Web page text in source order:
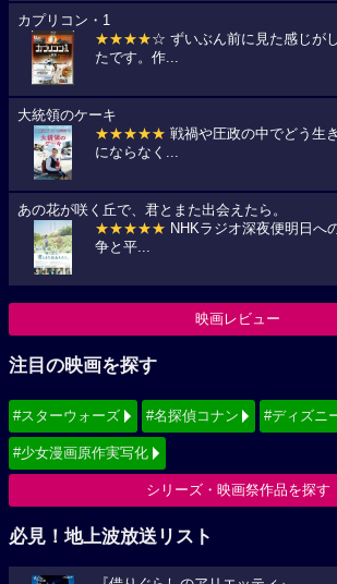
カプリコン・1
★★★★☆ ずいぶん前に見た感じが
たです。作...
大統領のケーキ
★★★★★ 戦禍や圧政の中でどう生
にならなく...
あの花が咲く丘で、君とまた出会えたら。
★★★★★ NHKラジオ深夜便明日へ
争と平...
映画レビュー
注目の映画を探す
#スターウォーズ #名探偵コナン #ディズニ
#少女漫画原作実写化
シリーズ・映画祭作品を探す
必見！地上波放送リスト